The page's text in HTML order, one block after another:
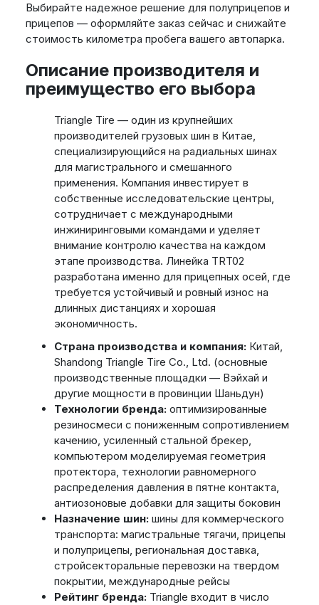
Выбирайте надежное решение для полуприцепов и
прицепов — оформляйте заказ сейчас и снижайте
стоимость километра пробега вашего автопарка.
Описание производителя и
преимущество его выбора
Triangle Tire — один из крупнейших
производителей грузовых шин в Китае,
специализирующийся на радиальных шинах
для магистрального и смешанного
применения. Компания инвестирует в
собственные исследовательские центры,
сотрудничает с международными
инжиниринговыми командами и уделяет
внимание контролю качества на каждом
этапе производства. Линейка TRT02
разработана именно для прицепных осей, где
требуется устойчивый и ровный износ на
длинных дистанциях и хорошая
экономичность.
Страна производства и компания:Китай,
Shandong Triangle Tire Co., Ltd. (основные
производственные площадки — Вэйхай и
другие мощности в провинции Шаньдун)
Технологии бренда:оптимизированные
резиносмеси с пониженным сопротивлением
качению, усиленный стальной брекер,
компьютером моделируемая геометрия
протектора, технологии равномерного
распределения давления в пятне контакта,
антиозоновые добавки для защиты боковин
Назначение шин:шины для коммерческого
транспорта: магистральные тягачи, прицепы
и полуприцепы, региональная доставка,
стройсекторальные перевозки на твердом
покрытии, международные рейсы
Рейтинг бренда:Triangle входит в число